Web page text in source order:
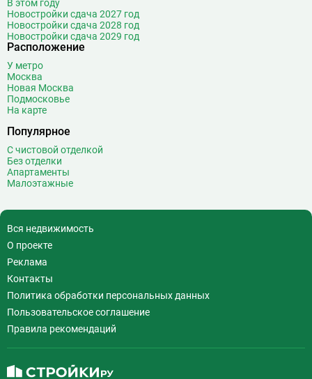
В этом году
Новостройки сдача 2027 год
Новостройки сдача 2028 год
Новостройки сдача 2029 год
Расположение
У метро
Москва
Новая Москва
Подмосковье
На карте
Популярное
С чистовой отделкой
Без отделки
Апартаменты
Малоэтажные
Вся недвижимость
О проекте
Реклама
Контакты
Политика обработки персональных данных
Пользовательское соглашение
Правила рекомендаций